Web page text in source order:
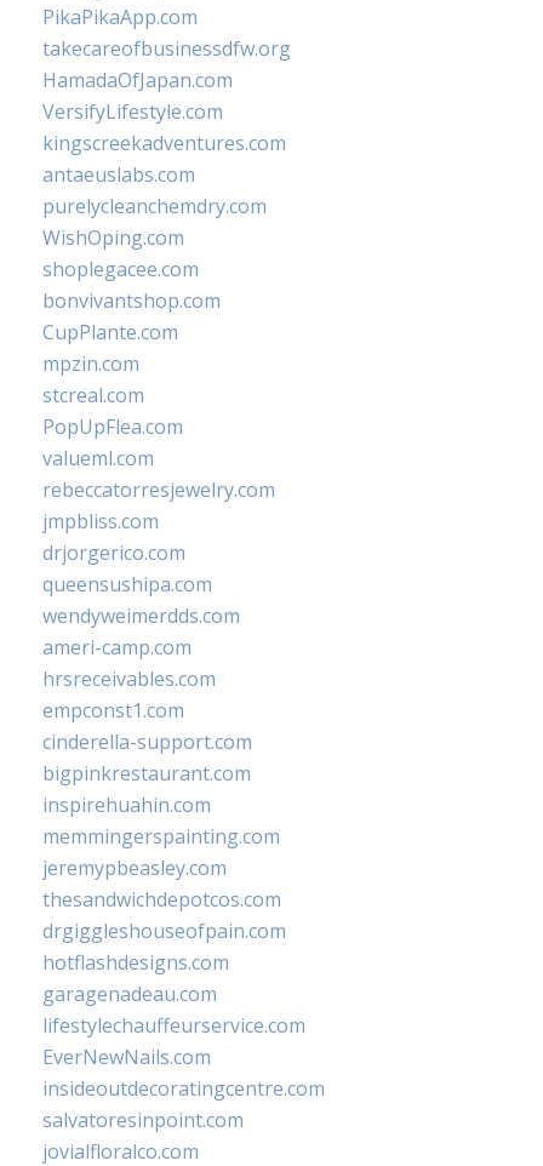
PikaPikaApp.com
takecareofbusinessdfw.org
HamadaOfJapan.com
VersifyLifestyle.com
kingscreekadventures.com
antaeuslabs.com
purelycleanchemdry.com
WishOping.com
shoplegacee.com
bonvivantshop.com
CupPlante.com
mpzin.com
stcreal.com
PopUpFlea.com
valueml.com
rebeccatorresjewelry.com
jmpbliss.com
drjorgerico.com
queensushipa.com
wendyweimerdds.com
ameri-camp.com
hrsreceivables.com
empconst1.com
cinderella-support.com
bigpinkrestaurant.com
inspirehuahin.com
memmingerspainting.com
jeremypbeasley.com
thesandwichdepotcos.com
drgiggleshouseofpain.com
hotflashdesigns.com
garagenadeau.com
lifestylechauffeurservice.com
EverNewNails.com
insideoutdecoratingcentre.com
salvatoresinpoint.com
jovialfloralco.com